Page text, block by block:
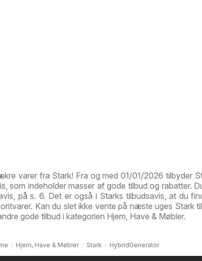
varer fra Stark! Fra og med 01/01/2026 tilbyder
som indeholder masser af gode tilbud og rabatter.
på s. 6. Det er også i Starks tilbudsavis, at du
Kan du slet ikke vente på næste uges Stark
gode tilbud i kategorien Hjem, Have & Møbler.
Hjem, Have & Møbler Stark HybridGenerator